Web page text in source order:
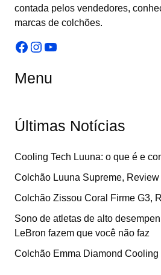
contada pelos vendedores,
marcas de colchões.
Facebook
Instagram
Youtube
Menu
Últimas Notícias
Cooling Tech Luuna: o que é e
Colchão Luuna Supreme,
Colchão Zissou Coral Firme G3,
Sono de atletas de alto
LeBron fazem que você não faz
Colchão Emma Diamond